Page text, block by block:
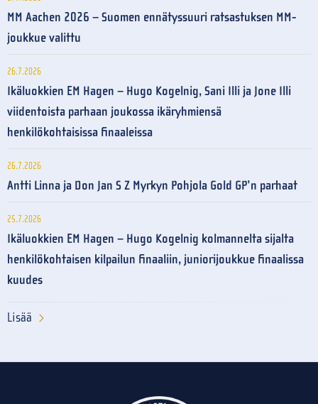
MM Aachen 2026 – Suomen ennätyssuuri ratsastuksen MM-
joukkue valittu
26.7.2026
Ikäluokkien EM Hagen – Hugo Kogelnig, Sani Illi ja Jone Illi
viidentoista parhaan joukossa ikäryhmiensä
henkilökohtaisissa finaaleissa
26.7.2026
Antti Linna ja Don Jan S Z Myrkyn Pohjola Gold GP’n parhaat
25.7.2026
Ikäluokkien EM Hagen – Hugo Kogelnig kolmannelta sijalta
henkilökohtaisen kilpailun finaaliin, juniorijoukkue finaalissa
kuudes
Lisää